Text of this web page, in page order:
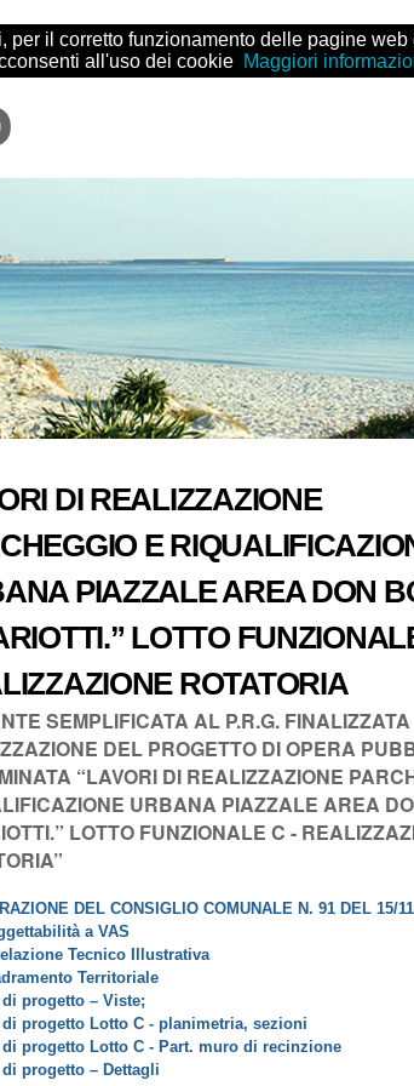
DI REALIZZAZIONE
E
PIAZZALE AREA DON
LOTTO
ROTATORIA
SEMPLIFICATA AL P.R.G.
DEL PROGETTO DI OPERA
“LAVORI DI REALIZZAZIONE
URBANA PIAZZALE AREA
LOTTO FUNZIONALE C -
DEL CONSIGLIO COMUNALE N. 91 DEL 15/
a VAS
Tecnico Illustrativa
Territoriale
progetto – Viste;
di progetto Lotto C - planimetria, sezioni
di progetto Lotto C - Part. muro di recinzione
progetto – Dettagli
il corretto funzionamento delle pagine
all'uso dei cookie
Maggiori